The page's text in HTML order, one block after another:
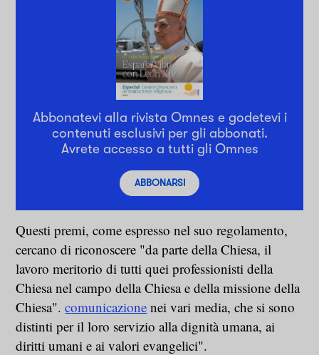
Abbonatevi alla rivista Omnes e godetevi i
contenuti esclusivi per gli abbonati.
Avrete accesso a tutti gli Omnes
ABBONARSI
Questi premi, come espresso nel suo regolamento,
cercano di riconoscere "da parte della Chiesa, il
lavoro meritorio di tutti quei professionisti della
Chiesa nel campo della Chiesa e della missione della
Chiesa".comunicazione nei vari media, che si sono
distinti per il loro servizio alla dignità umana, ai
diritti umani e ai valori evangelici".